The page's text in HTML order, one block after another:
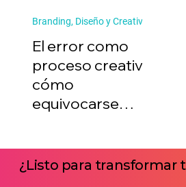
¿Listo para transformar
El error como
proceso creativo:
cómo
equivocarse